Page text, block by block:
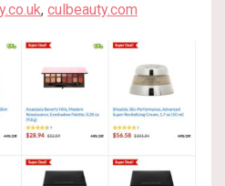
, culbeauty.com